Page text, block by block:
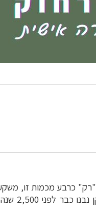
מקבל "רק" כרבע מכמות
קצרה מאוד. כדי